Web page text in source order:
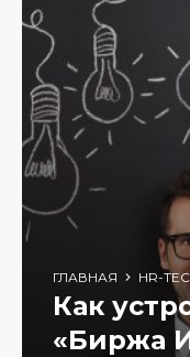
ГЛАВНАЯ HR-
Как
«Биржа